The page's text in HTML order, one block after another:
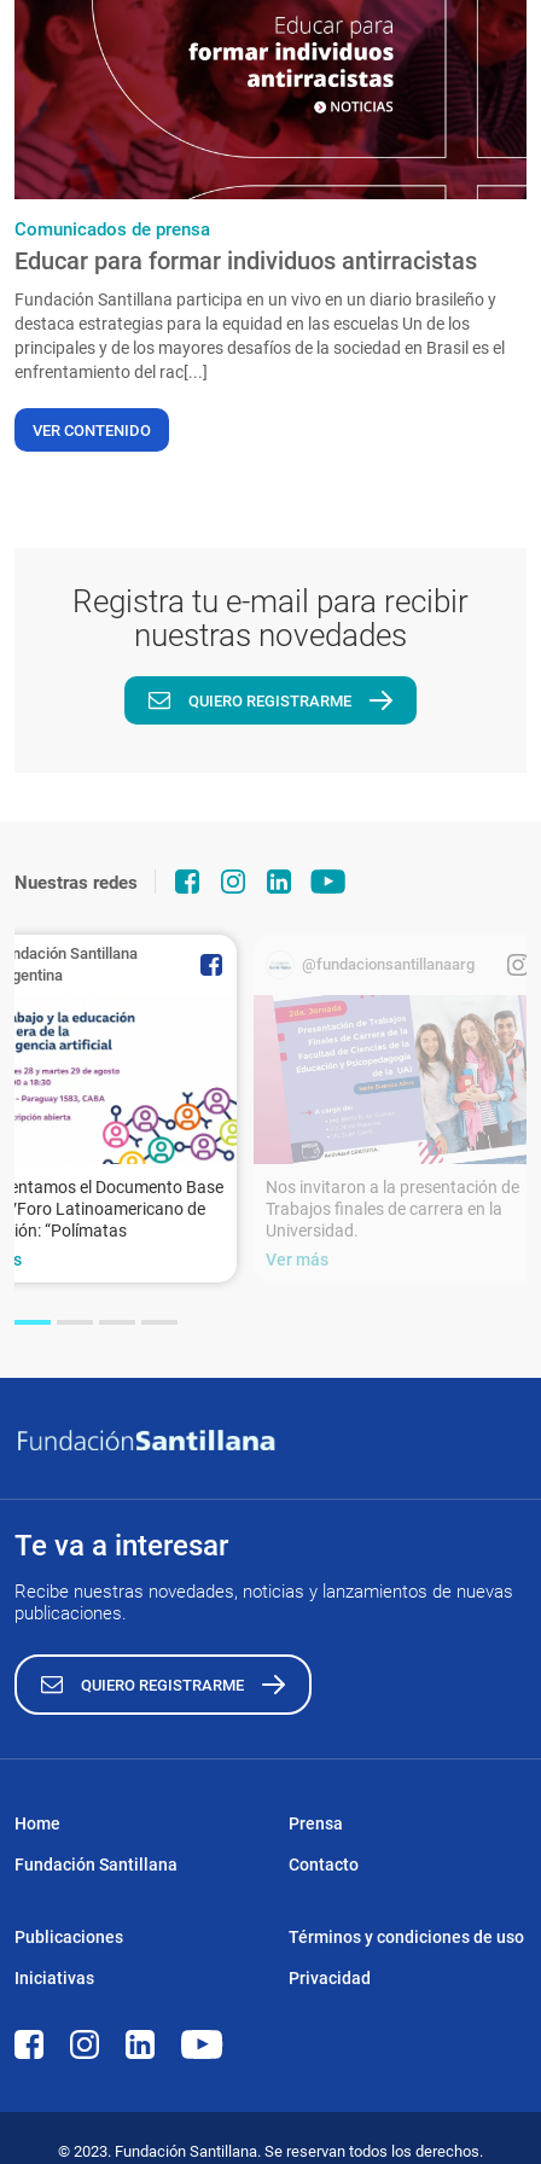
PT
Comunicados de prensa
Educar para formar individuos antirracistas
Fundación Santillana participa en un vivo en un diario brasileño y
destaca estrategias para la equidad en las escuelas Un de los
principales y de los mayores desafíos de la sociedad en Brasil es el
enfrentamiento del rac[...]
VER CONTENIDO
Registra tu e-mail para recibir
nuestras novedades
QUIERO REGISTRARME
Nuestras redes
Santillana
el Documento Base
Latinoamericano de
“Polímatas
@fundacionsantillanaarg
Nos invitaron a la presentación de
Trabajos finales de carrera en la
Universidad.
Ver más
Te va a interesar
Recibe nuestras novedades, noticias y lanzamientos de nuevas
publicaciones.
QUIERO REGISTRARME
Home
Fundación Santillana
Publicaciones
Iniciativas
Prensa
Contacto
Términos y condiciones de uso
Privacidad
© 2023. Fundación Santillana. Se reservan todos los derechos.